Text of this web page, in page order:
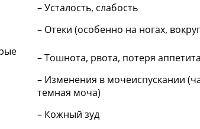
– Усталость, слабость
– Отеки (особенно на ногах,
– Тошнота, рвота, потеря аппетита
– Изменения в мочеиспускании
темная моча)
– Кожный зуд